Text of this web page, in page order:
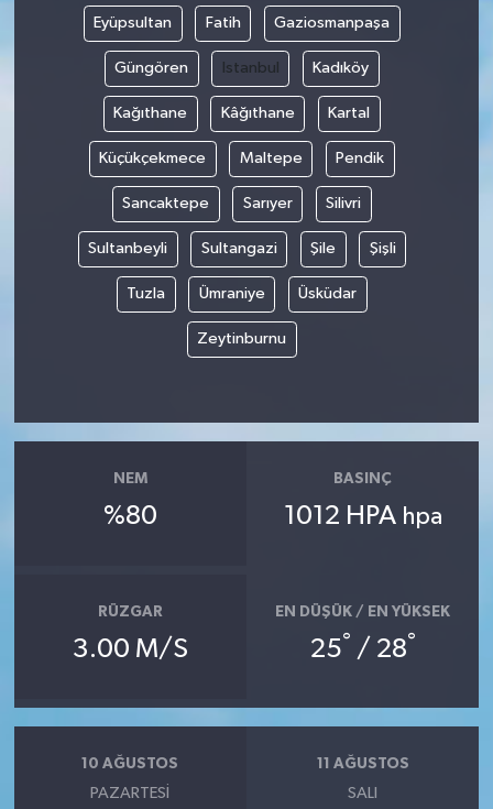
Eyüpsultan Fatih Gaziosmanpaşa
Güngören Istanbul Kadıköy
Kağıthane Kâğıthane Kartal
Küçükçekmece Maltepe Pendik
Sancaktepe Sarıyer Silivri
Sultanbeyli Sultangazi Şile Şişli
Tuzla Ümraniye Üsküdar
Zeytinburnu
NEM
%80
BASINÇ
1012 HPA hpa
RÜZGAR
3.00 M/S
EN DÜŞÜK / EN YÜKSEK
25° / 28°
10 AĞUSTOS
PAZARTESI
11 AĞUSTOS
SALI
BİLİMNET
Yemek
SİVİL TOPLUM
SEÇİM 2014
KİM KİMDİR
ÇEK GÖNDER
HEDEF2020
OTOMOBİL
Genel
Politika
YEREL